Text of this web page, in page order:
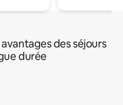
des séjours
durée